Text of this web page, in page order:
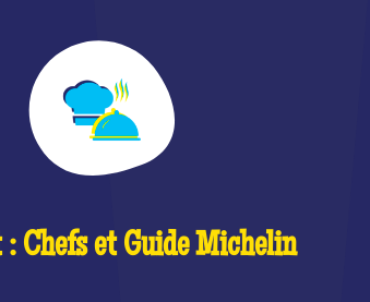
: Chefs et Guide Michelin